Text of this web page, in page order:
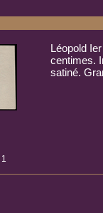
Léopold
centimes.
satiné.